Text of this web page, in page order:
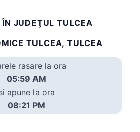
JUDEŢUL TULCEA
TULCEA, TULCEA
rasare la ora
05:59 AM
apune la ora
08:21 PM